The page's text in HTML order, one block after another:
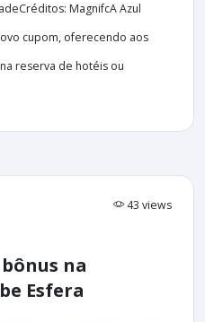
MagnifcA Azul
cupom, oferecendo aos
reserva de hotéis ou
43 views
na
Esfera